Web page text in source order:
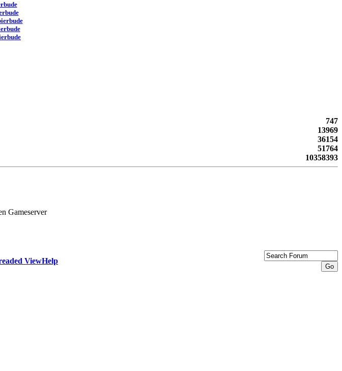
747
13969
36154
51764
10358393
Gameserver
ViewHelp